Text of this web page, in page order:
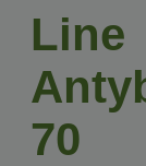
Line
70